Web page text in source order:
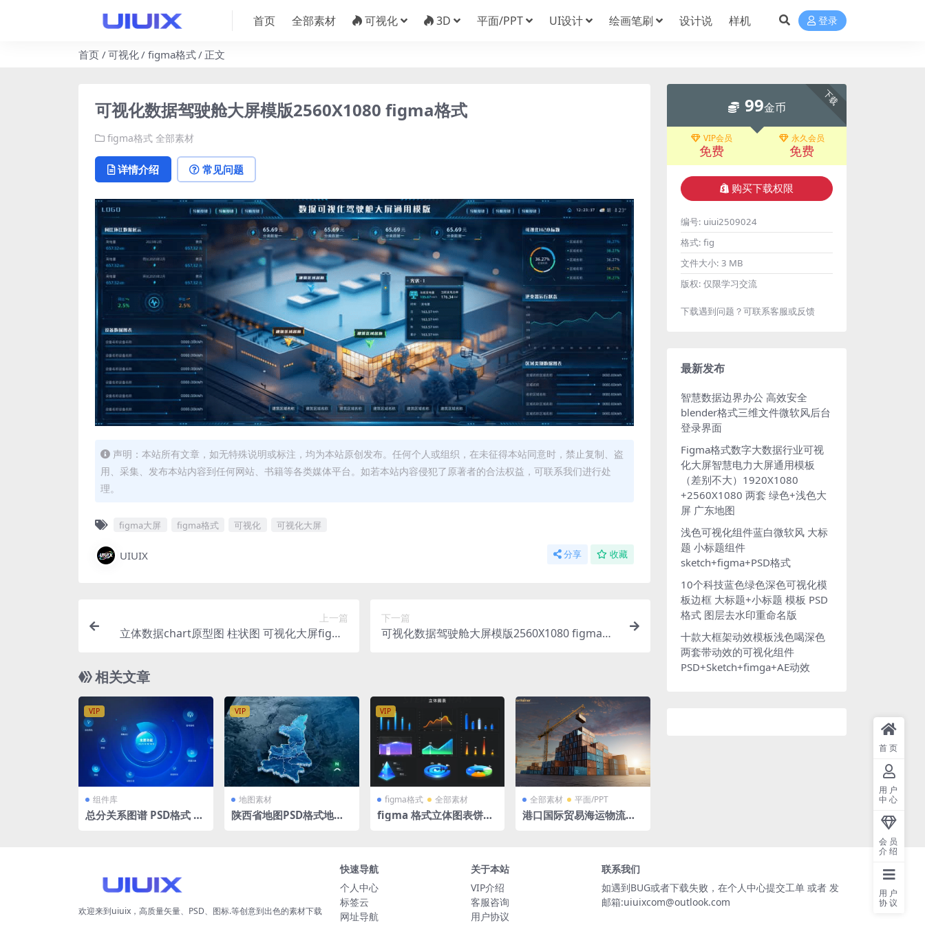
首页 全部素材 可视化 3D 平面/PPT UI设计 绘画笔刷 设计说 样机 登录
首页 可视化 figma格式 正文
可视化数据驾驶舱大屏模版2560X1080 figma格式
figma格式 全部素材
详情介绍 常见问题
声明：本站所有文章，如无特殊说明或标注，均为本站原创发布。任何个人或组织，在未征得本站同意时，禁止复制、盗
用、采集、发布本站内容到任何网站、书籍等各类媒体平台。如若本站内容侵犯了原著者的合法权益，可联系我们进行处
理。
figma大屏 figma格式 可视化 可视化大屏
UIUIX 分享 收藏
上一篇
立体数据chart原型图 柱状图 可视化大屏figma
下一篇
可视化数据驾驶舱大屏模版2560X1080 figma格
相关文章
VIP
组件库
总分关系图谱 PSD格式 大
VIP
地图素材
陕西省地图PSD格式地图
VIP
figma格式 全部素材
figma 格式立体图表饼图
全部素材 平面/PPT
港口国际贸易海运物流集
下载
99金币
VIP会员
免费
永久会员
免费
购买下载权限
编号: uiui2509024
格式: fig
文件大小: 3 MB
版权: 仅限学习交流
下载遇到问题？可联系客服或反馈
最新发布
智慧数据边界办公 高效安全
blender格式三维文件微软风后台
登录界面
Figma格式数字大数据行业可视
化大屏智慧电力大屏通用模板
（差别不大）1920X1080
+2560X1080 两套 绿色+浅色大
屏 广东地图
浅色可视化组件蓝白微软风 大标
题 小标题组件
sketch+figma+PSD格式
10个科技蓝色绿色深色可视化模
板边框 大标题+小标题 模板 PSD
格式 图层去水印重命名版
十款大框架动效模板浅色喝深色
两套带动效的可视化组件
PSD+Sketch+fimga+AE动效
欢迎来到uiuix，高质量矢量、PSD、图标.等创意到出色的素材下载
快速导航
个人中心
标签云
网址导航
关于本站
VIP介绍
客服咨询
用户协议
联系我们
如遇到BUG或者下载失败，在个人中心提交工单 或者 发
邮箱:uiuixcom@outlook.com
首页
用户
中心
会员
介绍
用户
协议